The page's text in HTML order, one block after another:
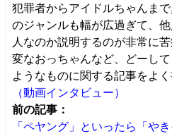
犯罪者からアイドルちゃんま
のジャンルも幅が広過ぎて、
人なのか説明するのが非常に
変なおっちゃんなど、どーし
ようなものに関する記事をよく
（動画インタビュー）
前の記事：
「ペヤング」といったら「や